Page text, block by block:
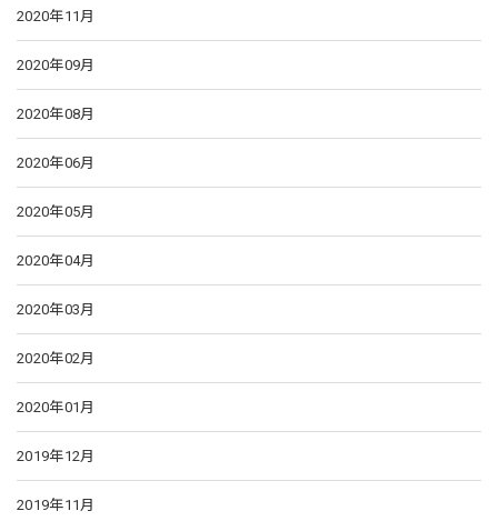
2020年11月
2020年09月
2020年08月
2020年06月
2020年05月
2020年04月
2020年03月
2020年02月
2020年01月
2019年12月
2019年11月